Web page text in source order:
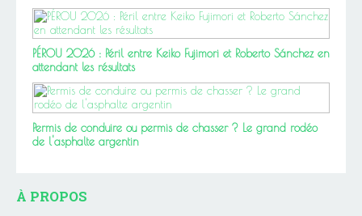
PÉROU 2026 : Péril entre Keiko Fujimori et Roberto Sánchez en
attendant les résultats
Permis de conduire ou permis de chasser ? Le grand rodéo
de l'asphalte argentin
À PROPOS